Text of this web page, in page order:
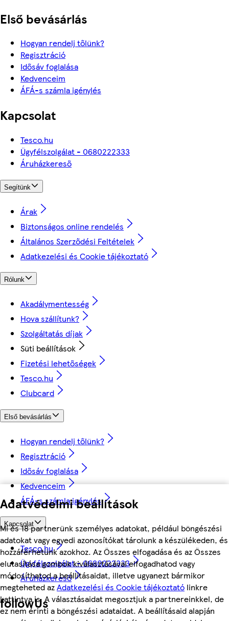
Adatvédelmi beállítások
Mi és 18 partnerünk személyes adatokat, például böngészési
adatokat vagy egyedi azonosítókat tárolunk a készülékeden, és
hozzáférhetünk azokhoz. Az Összes elfogadása és az Összes
elutasítása gombok kiválasztásával elfogadhatod vagy
módosíthatod a beállításaidat, illetve ugyanezt bármikor
megteheted azAdatkezelési és Cookie tájékoztató linkre
kattintva is. A választásaidat megosztjuk a partnereinkkel, de
ez nem érinti a böngészési adataidat. A beállításaid alapján
Első bevásárlás
Hogyan rendelj tőlünk?
Regisztráció
Idősáv foglalása
Kedvenceim
ÁFÁ-s számla igénylés
Kapcsolat
Tesco.hu
Ügyfélszolgálat - 0680222333
Áruházkereső
Segítünk
Árak
Biztonságos online rendelés
Általános Szerződési Feltételek
Adatkezelési és Cookie tájékoztató
Rólunk
Akadálymentesség
Hova szállítunk?
Szolgáltatás díjak
Süti beállítások
Fizetési lehetőségek
Tesco.hu
Clubcard
Első bevásárlás
Hogyan rendelj tőlünk?
Regisztráció
Idősáv foglalása
Kedvenceim
ÁFÁ-s számla igénylés
Kapcsolat
Tesco.hu
Ügyfélszolgálat - 0680222333
Áruházkereső
followUs